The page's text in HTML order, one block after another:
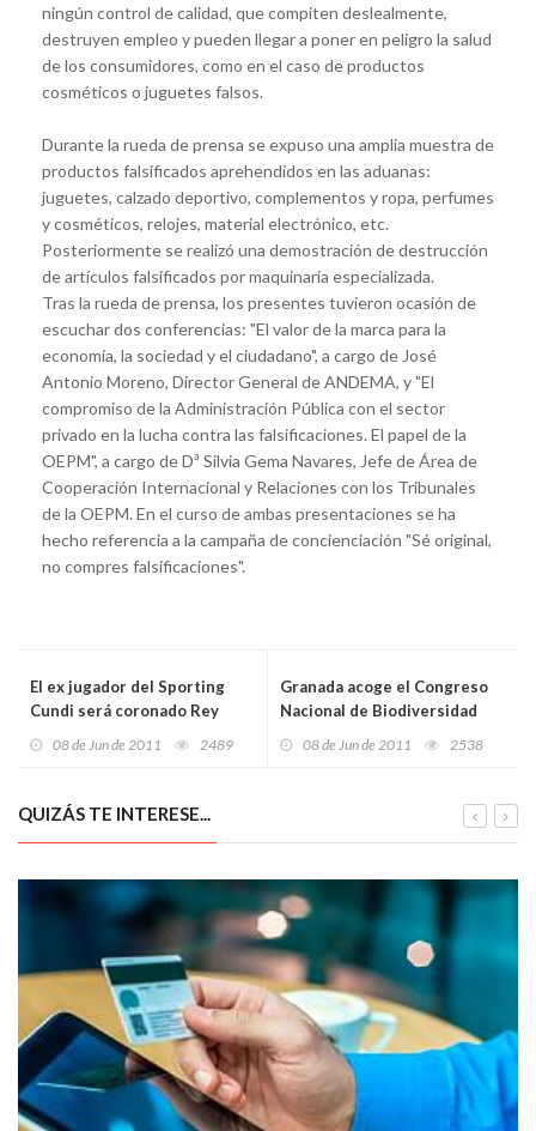
ningún control de calidad, que compiten deslealmente,
destruyen empleo y pueden llegar a poner en peligro la salud
de los consumidores, como en el caso de productos
cosméticos o juguetes falsos.
Durante la rueda de prensa se expuso una amplia muestra de
productos falsificados aprehendidos en las aduanas:
juguetes, calzado deportivo, complementos y ropa, perfumes
y cosméticos, relojes, material electrónico, etc.
Posteriormente se realizó una demostración de destrucción
de artículos falsificados por maquinaria especializada.
Tras la rueda de prensa, los presentes tuvieron ocasión de
escuchar dos conferencias: "El valor de la marca para la
economía, la sociedad y el ciudadano", a cargo de José
Antonio Moreno, Director General de ANDEMA, y "El
compromiso de la Administración Pública con el sector
privado en la lucha contra las falsificaciones. El papel de la
OEPM", a cargo de Dª Silvia Gema Navares, Jefe de Área de
Cooperación Internacional y Relaciones con los Tribunales
de la OEPM. En el curso de ambas presentaciones se ha
hecho referencia a la campaña de concienciación "Sé original,
no compres falsificaciones".
El ex jugador del Sporting
Cundi será coronado Rey
08 de Jun de 2011 2489
Granada acoge el Congreso
Nacional de Biodiversidad
08 de Jun de 2011 2538
QUIZÁS TE INTERESE...